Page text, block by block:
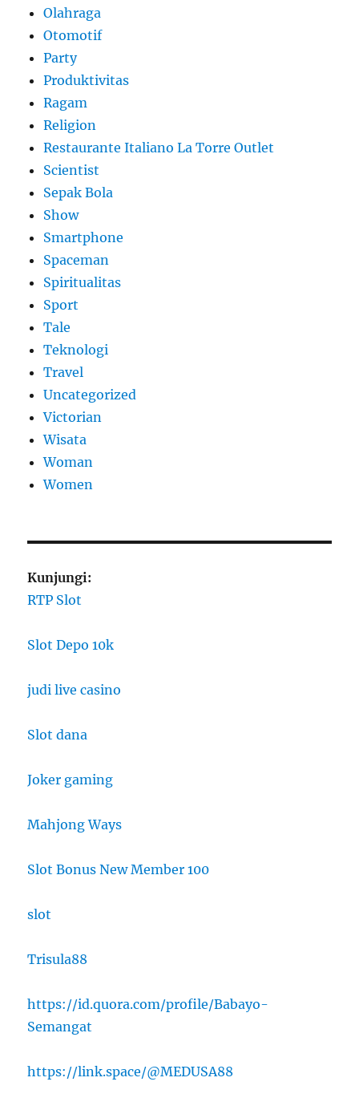
Olahraga
Otomotif
Party
Produktivitas
Ragam
Religion
Restaurante Italiano La Torre Outlet
Scientist
Sepak Bola
Show
Smartphone
Spaceman
Spiritualitas
Sport
Tale
Teknologi
Travel
Uncategorized
Victorian
Wisata
Woman
Women
Kunjungi:
RTP Slot
Slot Depo 10k
judi live casino
Slot dana
Joker gaming
Mahjong Ways
Slot Bonus New Member 100
slot
Trisula88
https://id.quora.com/profile/Babayo-
Semangat
https://link.space/@MEDUSA88